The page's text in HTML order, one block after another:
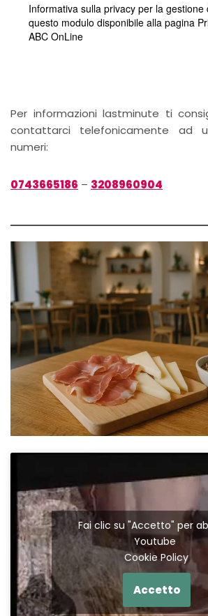
Per informazioni lastminute ti
contattarci telefonicamente ad
numeri:
0743665186 – 3208960904
Fai clic su "Accetto" per
Youtube
Cookie Policy
Accetto